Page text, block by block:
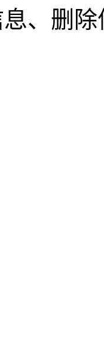
、删